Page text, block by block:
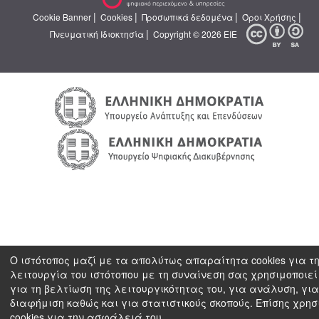
Cookie Banner | Cookies | Προσωπικά δεδομένα | Όροι Χρήσης |
Πνευματική Ιδιοκτησία | Copyright © 2026 ΕΙΕ
Ο ιστότοπος μαζί με τα απολύτως απαραίτητα cookies για
λειτουργία του ιστότοπου με τη συναίνεση σας
για τη βελτίωση της λειτουργικότητας του, για ανάλυση, για
διαφήμιση καθώς και για στατιστικούς σκοπούς. Επίσης